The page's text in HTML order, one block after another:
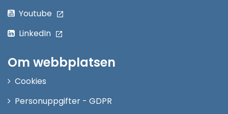
Youtube
LinkedIn
Om webbplatsen
Cookies
Personuppgifter - GDPR